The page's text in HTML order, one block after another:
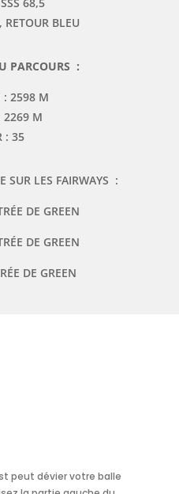
RETOUR BLEU
PARCOURS :
: 2598 M​
2269 M
: 35
SUR LES FAIRWAYS :
DE GREEN
DE GREEN
DE GREEN
peut dévier votre balle